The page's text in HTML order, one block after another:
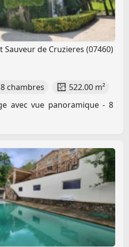
Sauveur de Cruzieres (07460)
8 chambres
522.00 m²
avec vue panoramique - 8